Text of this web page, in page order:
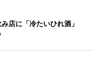
店に「冷たいひれ酒」